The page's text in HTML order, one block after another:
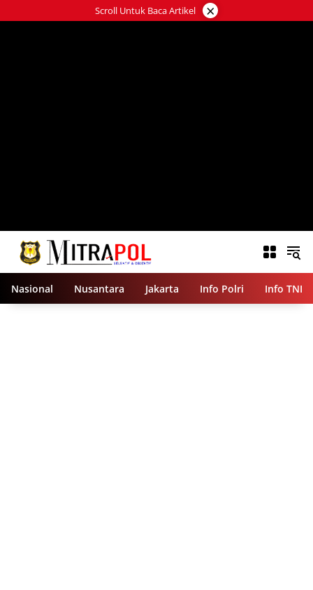
ke
Scroll Untuk Baca Artikel ×
Nasional Nusantara Jakarta Info Polri Info TNI